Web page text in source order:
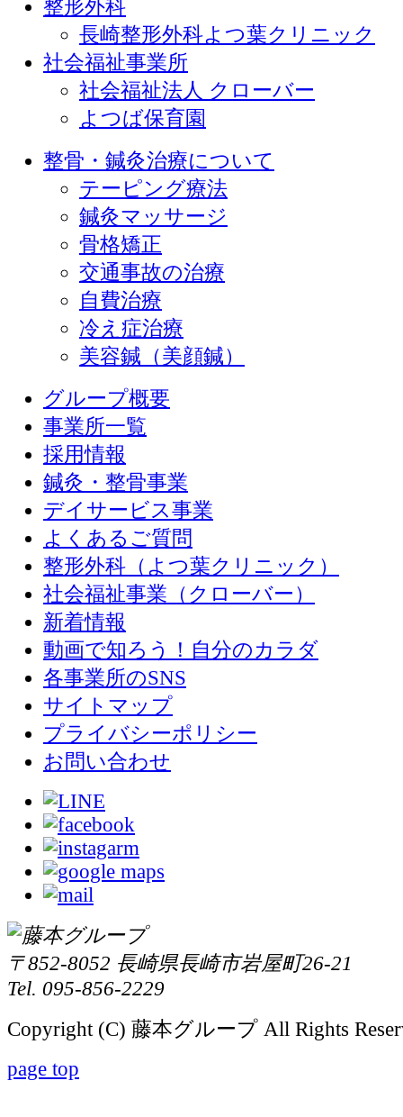
整形外科
長崎整形外科よつ葉クリニック
社会福祉事業所
社会福祉法人 クローバー
よつば保育園
整骨・鍼灸治療について
テーピング療法
鍼灸マッサージ
骨格矯正
交通事故の治療
自費治療
冷え症治療
美容鍼（美顔鍼）
グループ概要
事業所一覧
採用情報
鍼灸・整骨事業
デイサービス事業
よくあるご質問
整形外科（よつ葉クリニック）
社会福祉事業（クローバー）
新着情報
動画で知ろう！自分のカラダ
各事業所のSNS
サイトマップ
プライバシーポリシー
お問い合わせ
〒852-8052 長崎県長崎市岩屋町26-21
Tel. 095-856-2229
Copyright (C) 藤本グループ All Rights
page top